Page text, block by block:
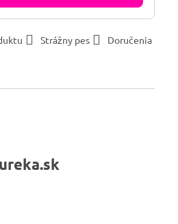
Strážny pes Doručenia